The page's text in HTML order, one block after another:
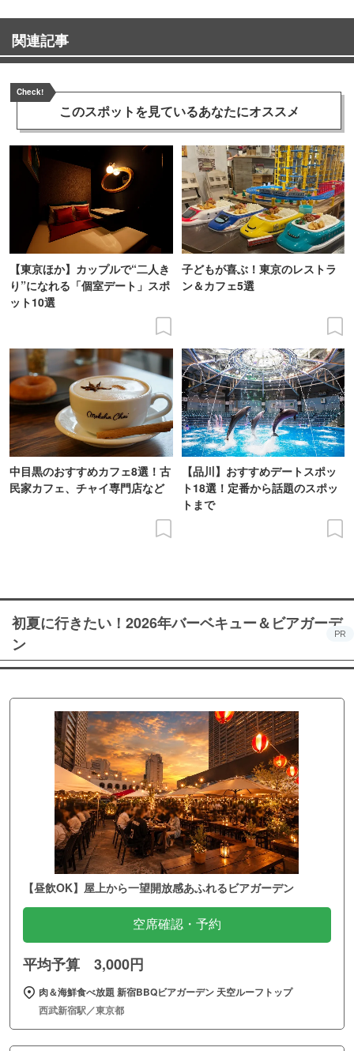
関連記事
Check!
このスポットを見ているあなたにオススメ
【東京ほか】カップルで“二人き
り”になれる「個室デート」スポ
ット10選
子どもが喜ぶ！東京のレストラ
ン＆カフェ5選
中目黒のおすすめカフェ8選！古
民家カフェ、チャイ専門店など
【品川】おすすめデートスポッ
ト18選！定番から話題のスポッ
トまで
初夏に行きたい！2026年バーベキュー＆ビアガーデ
ン
PR
【昼飲OK】屋上から一望開放感あふれるビアガーデン
空席確認・予約
平均予算 3,000円
肉＆海鮮食べ放題 新宿BBQビアガーデン 天空ルーフトップ
西武新宿駅／東京都